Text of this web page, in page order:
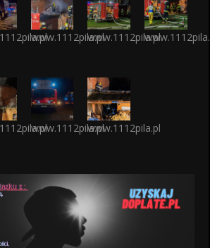
www.1112pila.plwww.1112pila.pl
www.1112pila.plwww.1112pila.pl